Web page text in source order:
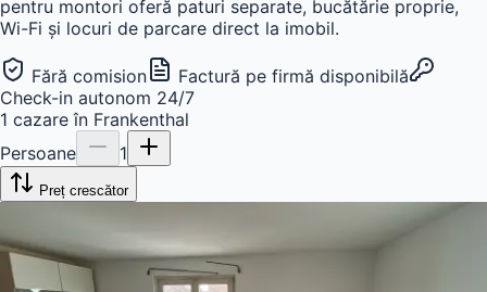
pentru montori oferă paturi separate, bucătărie proprie,
Wi-Fi și locuri de parcare direct la imobil.
Fără comision
Factură pe firmă disponibilă
Check-in autonom 24/7
1 cazare în Frankenthal
Persoane
1
Preț crescător